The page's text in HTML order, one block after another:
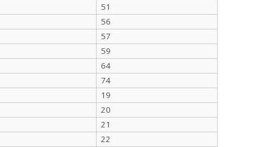
51
56
57
59
64
74
19
20
21
22